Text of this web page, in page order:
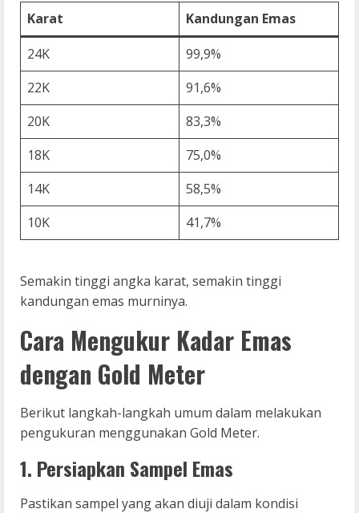
Karat
Kandungan Emas
24K
99,9%
22K
91,6%
20K
83,3%
18K
75,0%
14K
58,5%
10K
41,7%
Semakin tinggi angka karat, semakin tinggi
kandungan emas murninya.
Cara Mengukur Kadar Emas
dengan Gold Meter
Berikut langkah-langkah umum dalam melakukan
pengukuran menggunakan Gold Meter.
1. Persiapkan Sampel Emas
Pastikan sampel yang akan diuji dalam kondisi